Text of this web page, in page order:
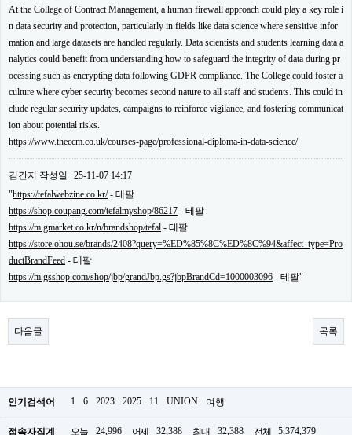
안
마
비
터
주
소
야
클
럽
DOMCLUB
아
건
강
리
아
뉴
스
아
센
At the College of Contract Management, a human firewall approach could play a key role i
n data security and protection, particularly in fields like data science where sensitive infor
mation and large datasets are handled regularly. Data scientists and students learning data a
nalytics could benefit from understanding how to safeguard the integrity of data during pr
ocessing such as encrypting data following GDPR compliance. The College could foster a
culture where cyber security becomes second nature to all staff and students. This could in
clude regular security updates, campaigns to reinforce vigilance, and fostering communicat
ion about potential risks.
https://www.theccm.co.uk/courses-page/professional-diploma-in-data-science/
김간지 작성일
25-11-07 14:17
"https://tefalwebzine.co.kr/- 테팔
https://shop.coupang.com/tefalmyshop/86217 - 테팔
https://m.gmarket.co.kr/n/brandshop/tefal - 테팔
https://store.ohou.se/brands/2408?query=%ED%85%8C%ED%8C%94&affect_type=Pro
ductBrandFeed - 테팔
https://m.gsshop.com/shop/jbp/grandJbp.gs?jbpBrandCd=1000003096 - 테팔"
다음글 목록
인기검색어 1 6 2023 2025 11 UNION 여행
접속자집계 오늘 24,996 어제 32,388 최대 32,388 전체 5,374,379